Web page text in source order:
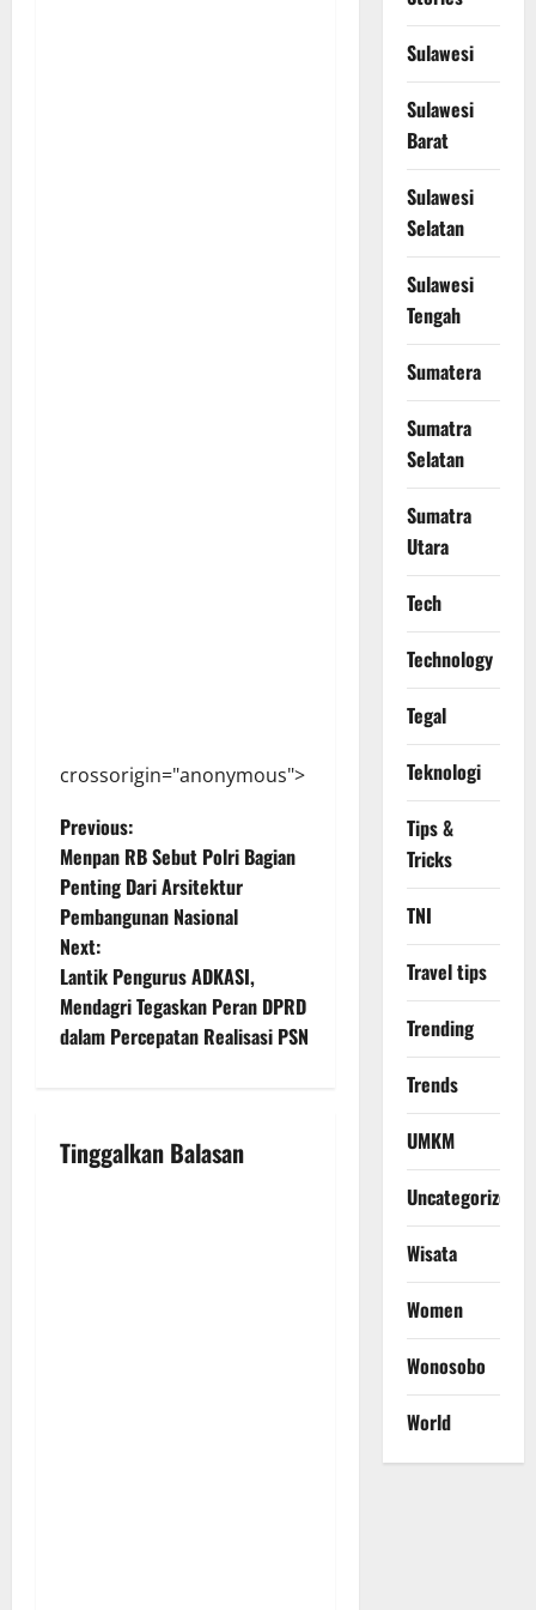
crossorigin="anonymous">
P
o
s
t
n
v
Previous:
Menpan RB Sebut Polri Bagian
Penting Dari Arsitektur
Pembangunan Nasional
Next:
Lantik Pengurus ADKASI,
Mendagri Tegaskan Peran DPRD
dalam Percepatan Realisasi PSN
Tinggalkan Balasan
Sulawesi
Sulawesi
Barat
Sulawesi
Selatan
Sulawesi
Tengah
Sumatera
Sumatra
Selatan
Sumatra
Utara
Tech
Technology
Tegal
Teknologi
Tips &
Tricks
TNI
Travel tips
Trending
Trends
UMKM
Uncategorized
Wisata
Women
Wonosobo
World